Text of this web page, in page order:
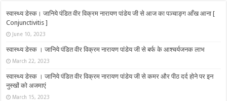
स्वास्थ्य डेस्क। जानिये पंडित वीर विक्रम नारायण पांडेय जी से आज का पञ्चाङ्ग आँख आना [
Conjunctivitis ]
June 10, 2023
स्वास्थ्य डेस्क । जानिये पंडित वीर विक्रम नारायण पांडेय जी से बर्फ के आश्चर्यजनक लाभ
March 22, 2023
स्वास्थ्य डेस्क । जानिये पंडित वीर विक्रम नारायण पांडेय जी से कमर और पीठ दर्द होने पर इन
नुस्‍खों को अजमाएं
March 15, 2023